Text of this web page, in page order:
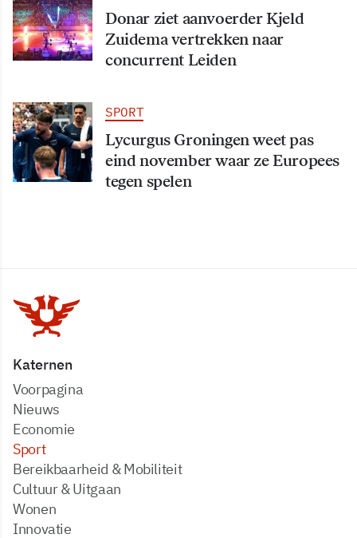
Donar ziet aanvoerder Kjeld
Zuidema vertrekken naar
concurrent Leiden
SPORT
Lycurgus Groningen weet pas
eind november waar ze Europees
tegen spelen
Katernen
Voorpagina
Nieuws
Economie
Sport
Bereikbaarheid & Mobiliteit
Cultuur & Uitgaan
Wonen
Innovatie